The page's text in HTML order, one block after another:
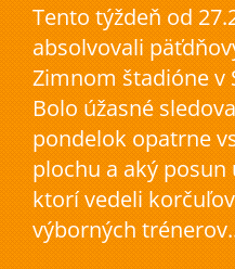
Tento týždeň od
absolvovali
Zimnom štadióne v
Bolo úžasné
pondelok opatrne
plochu a aký
ktorí vedeli
výborných